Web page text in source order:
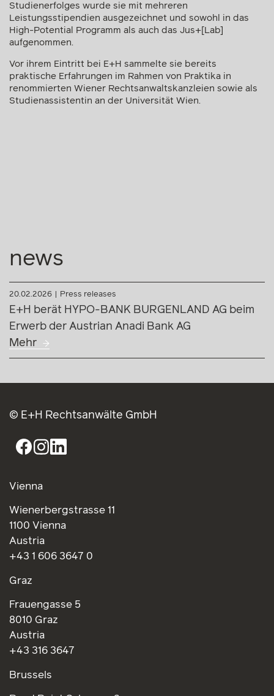
Studienerfolges wurde sie mit mehreren
Leistungsstipendien ausgezeichnet und sowohl in das
High-Potential Programm als auch das Jus+[Lab]
aufgenommen.
Vor ihrem Eintritt bei E+H sammelte sie bereits
praktische Erfahrungen im Rahmen von Praktika in
renommierten Wiener Rechtsanwaltskanzleien sowie als
Studienassistentin an der Universität Wien.
news
20.02.2026 Press releases
E+H berät HYPO-BANK BURGENLAND AG beim
Erwerb der Austrian Anadi Bank AG
Mehr
© E+H Rechtsanwälte GmbH
Vienna
Wienerbergstrasse 11
1100 Vienna
Austria
+43 1 606 3647 0
Graz
Frauengasse 5
8010 Graz
Austria
+43 316 3647
Brussels